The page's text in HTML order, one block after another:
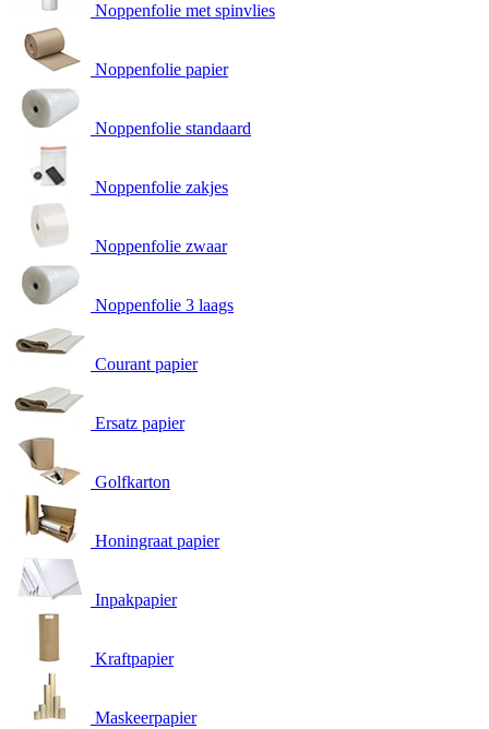
Noppenfolie met spinvlies
Noppenfolie papier
Noppenfolie standaard
Noppenfolie zakjes
Noppenfolie zwaar
Noppenfolie 3 laags
Courant papier
Ersatz papier
Golfkarton
Honingraat papier
Inpakpapier
Kraftpapier
Maskeerpapier